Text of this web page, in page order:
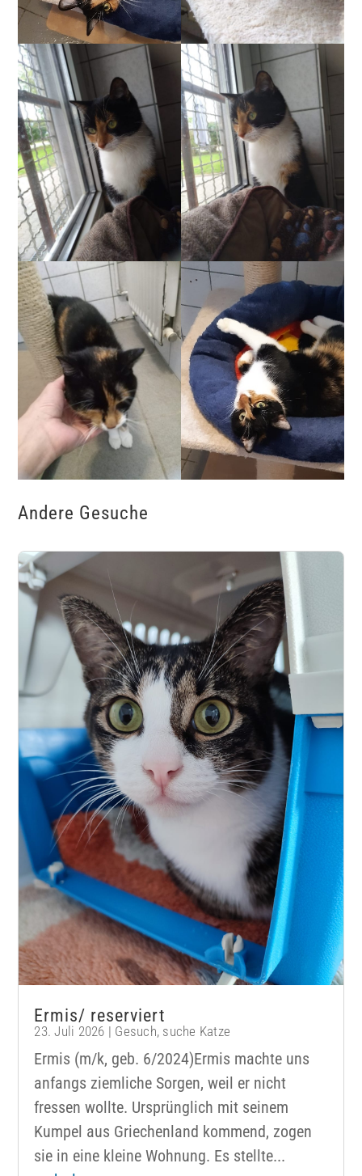
Andere Gesuche
Ermis/ reserviert
23. Juli 2026 | Gesuch, suche Katze
Ermis (m/k, geb. 6/2024)Ermis machte uns
anfangs ziemliche Sorgen, weil er nicht
fressen wollte. Ursprünglich mit seinem
Kumpel aus Griechenland kommend, zogen
sie in eine kleine Wohnung. Es stellte...